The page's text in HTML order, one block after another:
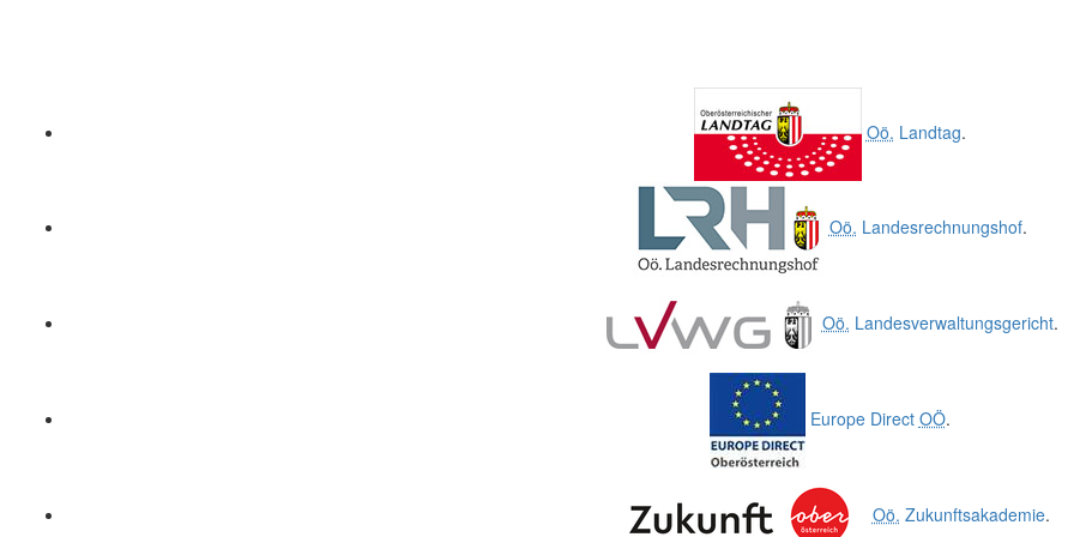
Oö. Landtag.
Oö. Landesrechnungshof.
Oö. Landesverwaltungsgericht.
Europe Direct OÖ.
Oö. Zukunftsakademie.